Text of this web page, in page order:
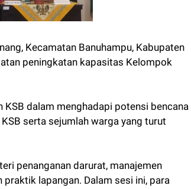
Kecamatan Banuhampu, Kabupaten
peningkatan kapasitas Kelompok
dalam menghadapi potensi bencana
serta sejumlah warga yang turut
penanganan darurat, manajemen
lapangan. Dalam sesi ini, para